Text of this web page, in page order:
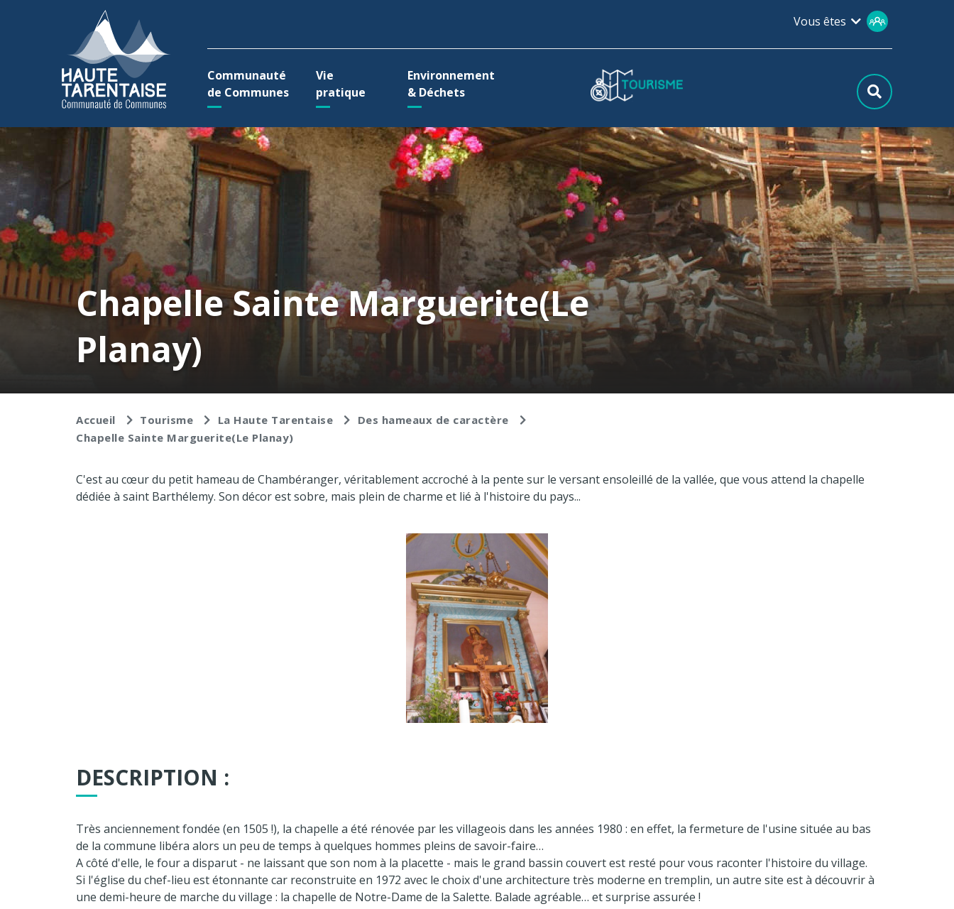
Vous êtes
Communauté
de Communes
Vie
pratique
Environnement
& Déchets
Chapelle Sainte Marguerite(Le
Planay)
Accueil Tourisme La Haute Tarentaise
Des hameaux de caractère
Chapelle Sainte Marguerite(Le Planay)
C'est au cœur du petit hameau de Chambéranger, véritablement accroché à la pente sur le versant ensoleillé de la vallée, que vous attend la chapelle
dédiée à saint Barthélemy. Son décor est sobre, mais plein de charme et lié à l'histoire du pays...
DESCRIPTION :
Très anciennement fondée (en 1505 !), la chapelle a été rénovée par les villageois dans les années 1980 : en effet, la fermeture de l'usine située au bas
de la commune libéra alors un peu de temps à quelques hommes pleins de savoir-faire…
A côté d'elle, le four a disparut - ne laissant que son nom à la placette - mais le grand bassin couvert est resté pour vous raconter l'histoire du village.
Si l'église du chef-lieu est étonnante car reconstruite en 1972 avec le choix d'une architecture très moderne en tremplin, un autre site est à découvrir à
une demi-heure de marche du village : la chapelle de Notre-Dame de la Salette. Balade agréable… et surprise assurée !